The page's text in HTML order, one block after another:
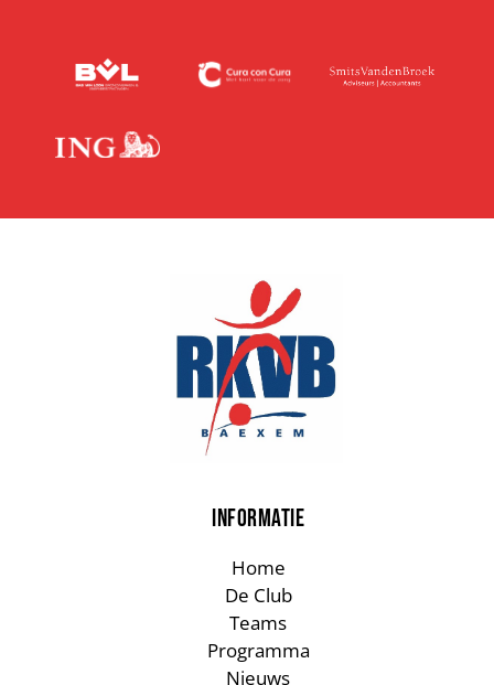
INFORMATIE
Home
De Club
Teams
Programma
Nieuws